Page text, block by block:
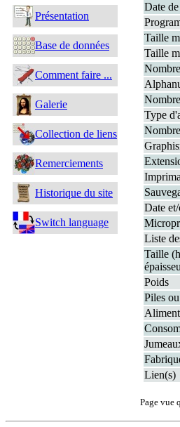
Présentation
Base de données
Comment faire ...
Galerie
Collection de liens
Remerciements
Historique du site
Switch language
Date
Taille
Taille
Type
Date
Liste
Taille
Poids
Piles
Lien(s)
Page vue